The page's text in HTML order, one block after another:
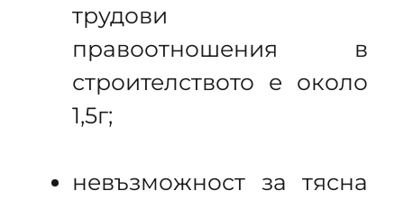
трудови
правоотношения в
строителството е около
1,5г;
невъзможност за тясна